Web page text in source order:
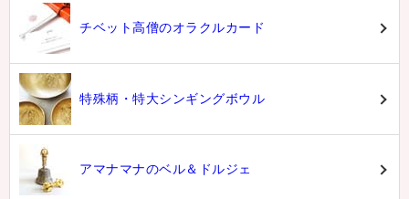
チベット高僧のオラクルカード
特殊柄・特大シンギングボウル
アマナマナのベル＆ドルジェ